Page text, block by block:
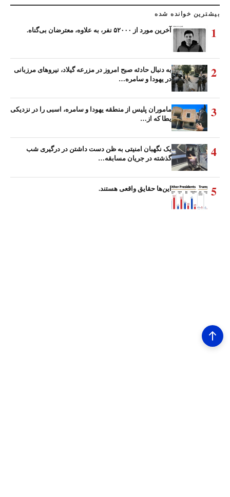
بیشترین خوانده شده
1 آخرین مورد از ۵۲۰۰۰ نفر، به علاوه، معترضان بی‌گناه.
2
به دنبال حادثه صبح امروز در مزرعه گیلاد، نیروهای مرزبانی
در یهودا و سامره…
3
ماموران پلیس از منطقه یهودا و سامره، اسبی را در نزدیکی
یطا که از…
4
یک نگهبان امنیتی به ظن دست داشتن در درگیری شب
گذشته در جریان مسابقه…
5 این‌ها حقایق واقعی هستند.